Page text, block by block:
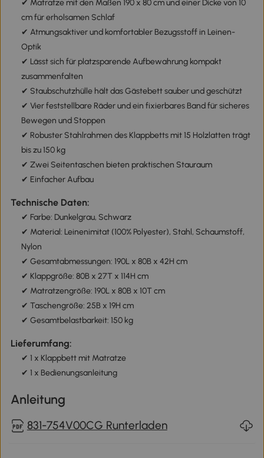
✔ Matratze mit den Maßen 190 x 80 cm und einer Dicke von 10
cm für erholsamen Schlaf
✔ Atmungsaktiver und komfortabler Bezugsstoff in Leinen-
Optik
✔ Lässt sich für platzsparende Aufbewahrung kompakt
zusammenfalten
✔ Staubschutzhülle hält das Gästebett sauber und geschützt
✔ Vier feststellbare Räder und ein fixierbares Band für sicheres
Bewegen und Stoppen
✔ Robuster Stahlrahmen des Klappbetts mit 15 Holzlatten trägt
bis zu 150 kg
✔ Zwei Seitentaschen bieten praktischen Stauraum
✔ Einfacher Aufbau
Technische Daten:
✔ Farbe: Dunkelgrau, Schwarz
✔ Material: Leinenimitat (100% Polyester), Stahl, Schaumstoff,
Nylon
✔ Gesamtabmessungen: 190L x 80B x 42H cm
✔ Klappgröße: 80B x 27T x 114H cm
✔ Matratzengröße: 190L x 80B x 10T cm
✔ Taschengröße: 25B x 19H cm
✔ Gesamtbelastbarkeit: 150 kg
Lieferumfang:
✔ 1 x Klappbett mit Matratze
✔ 1 x Bedienungsanleitung
Anleitung
831-754V00CG Runterladen